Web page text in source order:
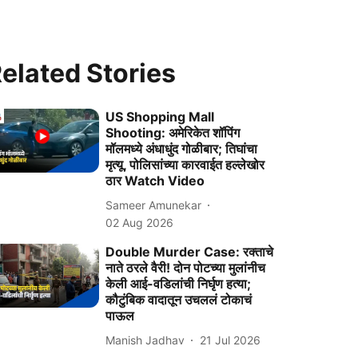
Stories
US Shopping Mall
Shooting: अमेरिकेत शॉपिंग
मॉलमध्ये अंधाधुंद गोळीबार; तिघांचा
मृत्यू, पोलिसांच्या कारवाईत हल्लेखोर
ठार Watch Video
Sameer Amunekar
02 Aug 2026
Double Murder Case: रक्ताचे
नाते ठरले वैरी! दोन पोटच्या मुलांनीच
केली आई-वडिलांची निर्घृण हत्या;
कौटुंबिक वादातून उचललं टोकाचं
पाऊल
Manish Jadhav 21 Jul 2026